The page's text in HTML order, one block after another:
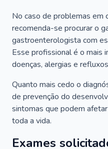
No caso de problemas em
recomenda-se procurar o
gastroenterologista com
Esse profissional é o mais
doenças, alergias e
Quanto mais cedo o
de prevenção do
sintomas que podem
toda a vida.
Exames